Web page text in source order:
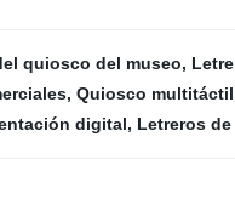
quiosco del museo,
, Quiosco multitáctil
digital, Letreros